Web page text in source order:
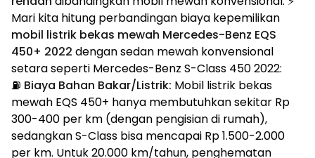
Mari kita hitung perbandingan biaya kepemilikan
mobil listrik bekas mewah Mercedes-Benz EQS
450+ 2022 dengan sedan mewah konvensional
setara seperti Mercedes-Benz S-Class 450 2022:
⛽ Biaya Bahan Bakar/Listrik: Mobil listrik bekas
mewah EQS 450+ hanya membutuhkan sekitar Rp
300-400 per km (dengan pengisian di rumah),
sedangkan S-Class bisa mencapai Rp 1.500-2.000
per km. Untuk 20.000 km/tahun, penghematan